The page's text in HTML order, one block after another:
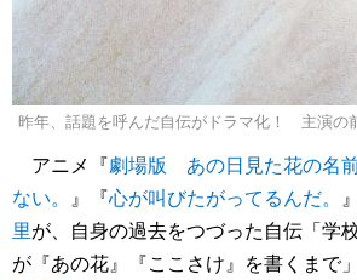
昨年、話題を呼んだ自伝がドラマ化！ 主演の
アニメ『劇場版 あの日見た花の名
ない。 』『心が叫びたがってるんだ。
里が、自身の過去をつづった自伝「学
が『あの花』『ここさけ』を書くまで